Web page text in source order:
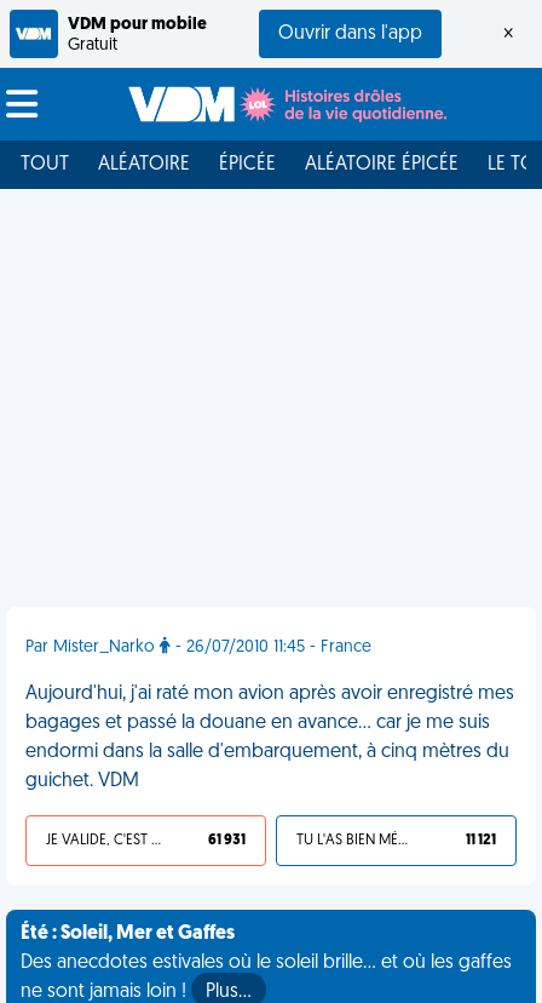
VDM pour mobile
Gratuit
Ouvrir dans l'app ×
TOUT ALÉATOIRE ÉPICÉE ALÉATOIRE ÉPICÉE LE
Par Mister_Narko - 26/07/2010 11:45 - France
Aujourd'hui, j'ai raté mon avion après avoir enregistré mes
bagages et passé la douane en avance... car je me suis
endormi dans la salle d'embarquement, à cinq mètres du
guichet. VDM
JE VALIDE, C'EST UNE VDM 61 931 TU L'AS BIEN MÉRITÉ 11 121
Été : Soleil, Mer et Gaffes
Des anecdotes estivales où le soleil brille... et où les gaffes
ne sont jamais loin !
Plus…